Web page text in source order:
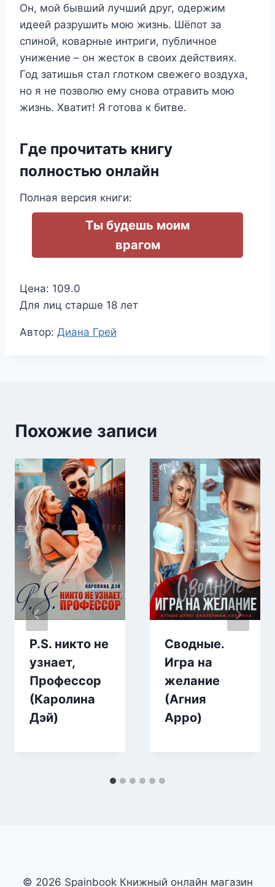
Он, мой бывший лучший друг, одержим
идеей разрушить мою жизнь. Шёпот за
спиной, коварные интриги, публичное
унижение – он жесток в своих действиях.
Год затишья стал глотком свежего воздуха,
но я не позволю ему снова отравить мою
жизнь. Хватит! Я готова к битве.
Где прочитать книгу
полностью онлайн
Полная версия книги:
Ты будешь моим
врагом
Цена: 109.0
Для лиц старше 18 лет
Метки
Автор: Диана Грей
Похожие записи
P.S. никто не
узнает,
Профессор
(Каролина
Дэй)
Сводные.
Игра на
желание
(Агния
Арро)
© 2026 Spainbook Книжный онлайн магазин